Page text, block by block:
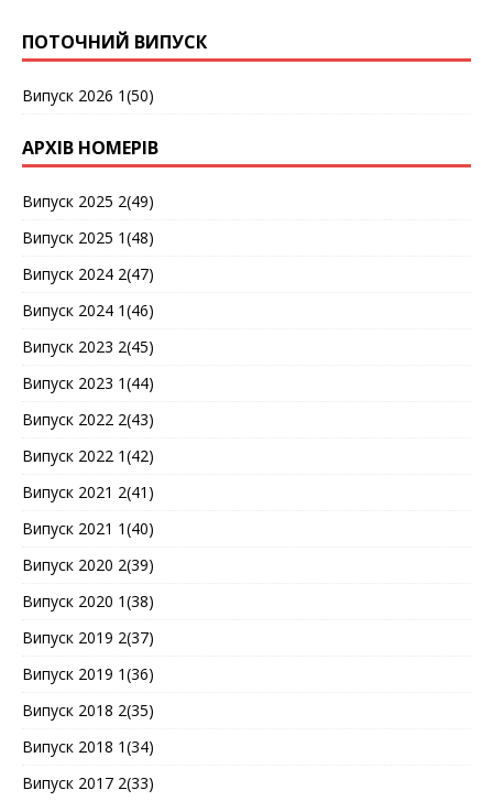
ПОТОЧНИЙ ВИПУСК
Випуск 2026 1(50)
АРХІВ НОМЕРІВ
Випуск 2025 2(49)
Випуск 2025 1(48)
Випуск 2024 2(47)
Випуск 2024 1(46)
Випуск 2023 2(45)
Випуск 2023 1(44)
Випуск 2022 2(43)
Випуск 2022 1(42)
Випуск 2021 2(41)
Випуск 2021 1(40)
Випуск 2020 2(39)
Випуск 2020 1(38)
Випуск 2019 2(37)
Випуск 2019 1(36)
Випуск 2018 2(35)
Випуск 2018 1(34)
Випуск 2017 2(33)